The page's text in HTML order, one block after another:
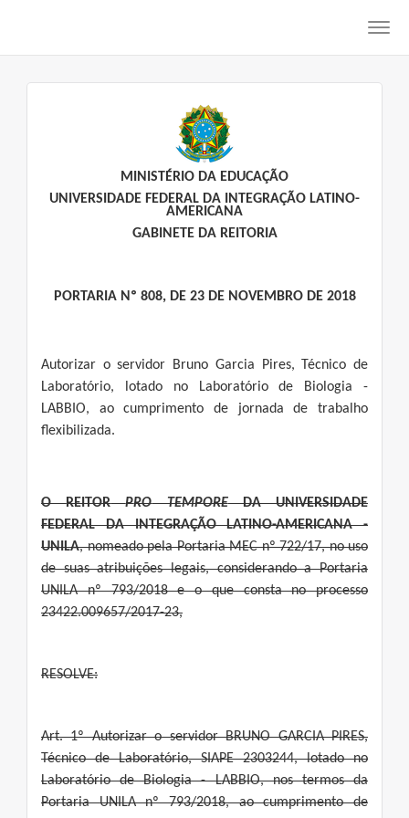
MINISTÉRIO DA EDUCAÇÃO
UNIVERSIDADE FEDERAL DA INTEGRAÇÃO LATINO-
AMERICANA
GABINETE DA REITORIA
PORTARIA Nº 808, DE 23 DE NOVEMBRO DE 2018
Autorizar o servidor Bruno Garcia Pires, Técnico de
Laboratório, lotado no Laboratório de Biologia -
LABBIO, ao cumprimento de jornada de trabalho
flexibilizada.
O REITOR PROTEMPOREDA UNIVERSIDADE
FEDERAL DA INTEGRAÇÃO LATINO-AMERICANA -
UNILA, nomeado pela Portaria MEC nº 722/17, no uso
de suas atribuições legais, considerando a Portaria
UNILA nº 793/2018 e o que consta no processo
23422.009657/2017-23,
RESOLVE:
Art. 1º Autorizar o servidor BRUNO GARCIA PIRES,
Técnico de Laboratório, SIAPE 2303244, lotado no
Laboratório de Biologia - LABBIO, nos termos da
Portaria UNILA nº 793/2018, ao cumprimento de